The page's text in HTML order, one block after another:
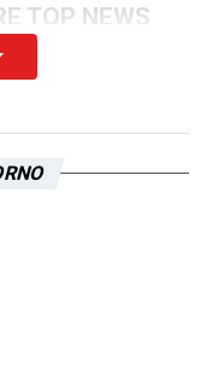
TOP NEWS